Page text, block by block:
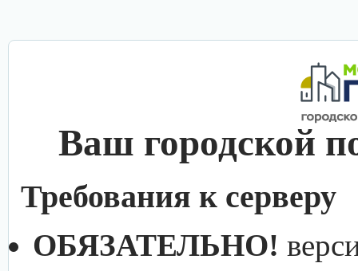
Ваш городской
Требования к серверу
ОБЯЗАТЕЛЬНО!